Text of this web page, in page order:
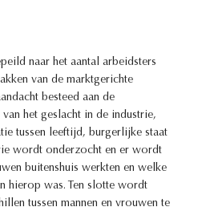
naar het aantal arbeidsters
van de marktgerichte
besteed aan de
het geslacht in de industrie,
tussen leeftijd, burgerlijke staat
wordt onderzocht en er wordt
buitenshuis werkten en welke
hierop was. Ten slotte wordt
tussen mannen en vrouwen te